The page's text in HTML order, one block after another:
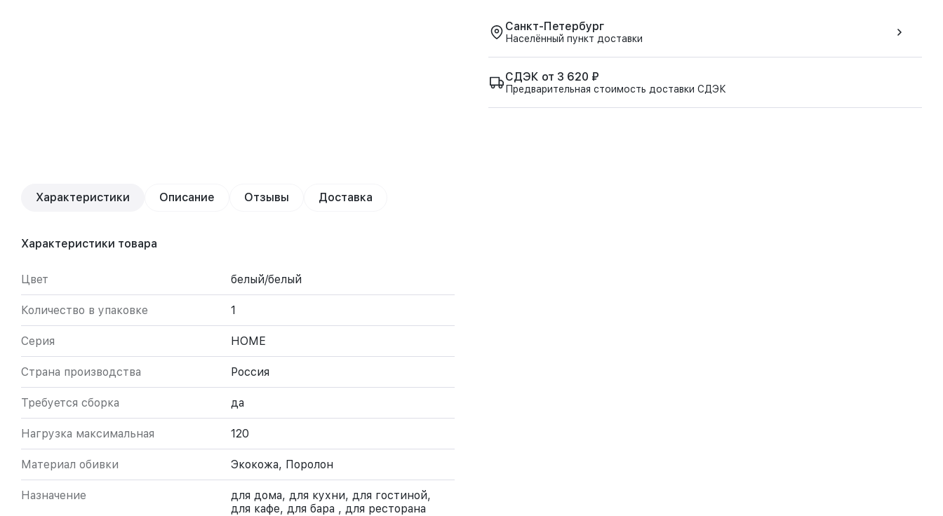
Санкт-Петербург
Населённый пункт доставки
СДЭК от 3 620 ₽
Предварительная стоимость доставки СДЭК
Характеристики Описание Отзывы Доставка
Характеристики товара
Цвет белый/белый
Количество в упаковке 1
Серия HOME
Страна производства Россия
Требуется сборка да
Нагрузка максимальная 120
Материал обивки Экокожа, Поролон
Назначение
для дома, для кухни, для гостиной,
для кафе, для бара , для ресторана